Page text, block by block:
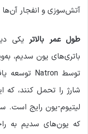
آتش‌سوزی و انفجار
طول عمر بالاتریکی
باتری‌های یون سدیم،
شارژ را تحمل کنند، که
لیتیوم-یون رایج است.
که یون‌های سدیم به